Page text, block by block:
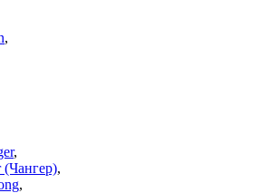
,
,
(Чангер),
,